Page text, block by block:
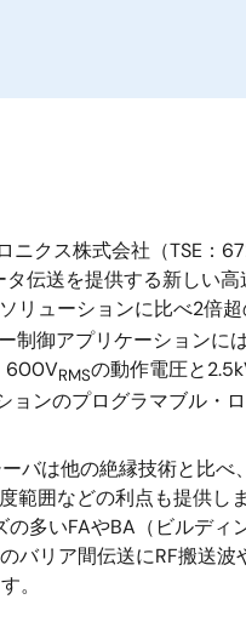
ニクス株式会社（TSE：
伝送を提供する新しい
リューションに比べ2倍
制御アプリケーションに
600VRMSの動作電圧と
ョンのプログラマブル・
バは他の絶縁技術と比
範囲などの利点も提供し
の多いFAやBA（ビルデ
バリア間伝送にRF搬送
。